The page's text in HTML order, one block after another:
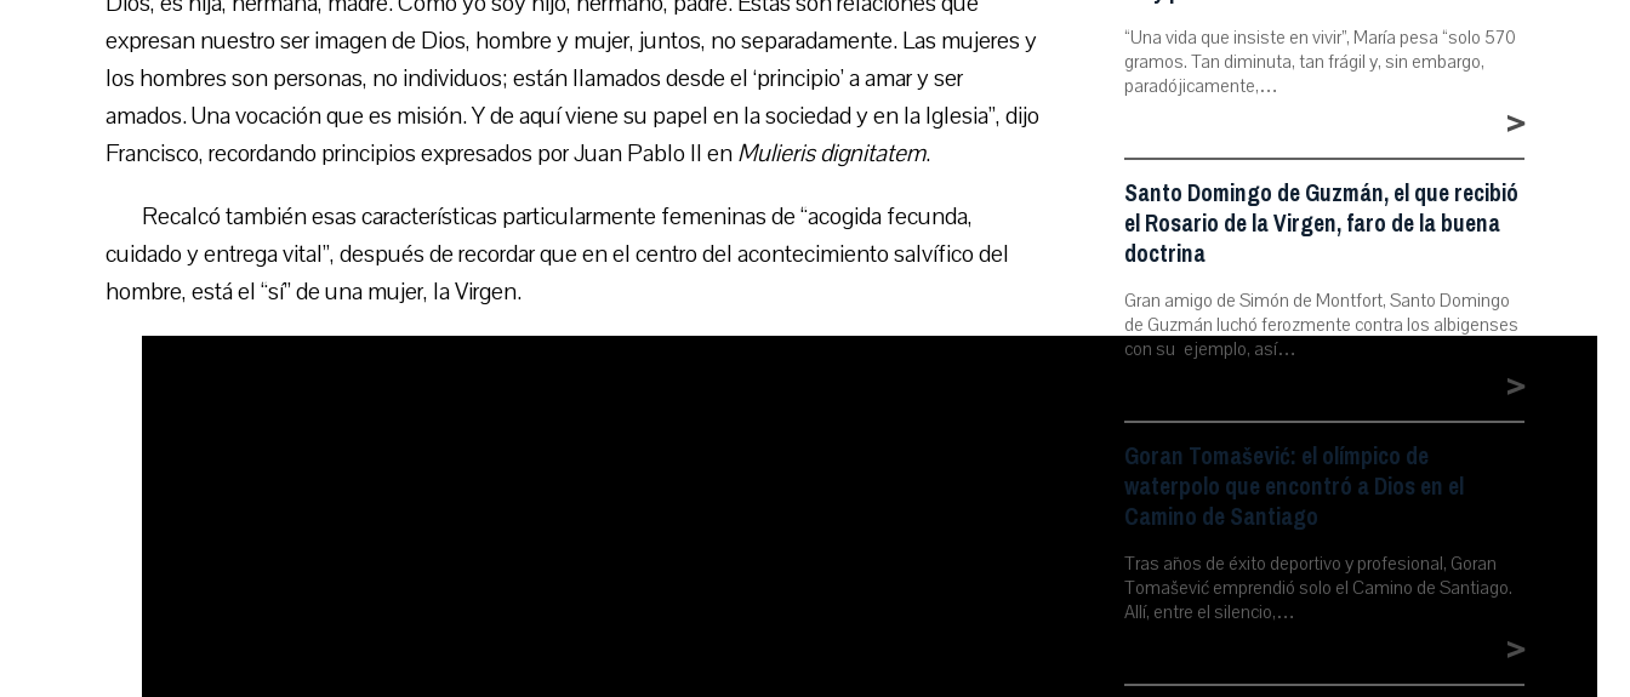
expresan nuestro ser imagen de Dios, hombre y mujer, juntos, no separadamente. Las mujeres y
los hombres son personas, no individuos; están llamados desde el ‘principio’ a amar y ser
amados. Una vocación que es misión. Y de aquí viene su papel en la sociedad y en la Iglesia”, dijo
Francisco, recordando principios expresados por Juan Pablo II enMulieris dignitatem.
Recalcó también esas características particularmente femeninas de “acogida fecunda,
cuidado y entrega vital”, después de recordar que en el centro del acontecimiento salvífico del
hombre, está el “sí” de una mujer, la Virgen.
“Una vida que insiste en vivir”, María pesa “solo 570
gramos. Tan diminuta, tan frágil y, sin embargo,
paradójicamente,…
>
Santo Domingo de Guzmán, el que recibió
el Rosario de la Virgen, faro de la buena
doctrina
Gran amigo de Simón de Montfort, Santo Domingo
de Guzmán luchó ferozmente contra los albigenses
con su ejemplo, así…
>
Goran Tomašević: el olímpico de
waterpolo que encontró a Dios en el
Camino de Santiago
Tras años de éxito deportivo y profesional, Goran
Tomašević emprendió solo el Camino de Santiago.
Allí, entre el silencio,…
>